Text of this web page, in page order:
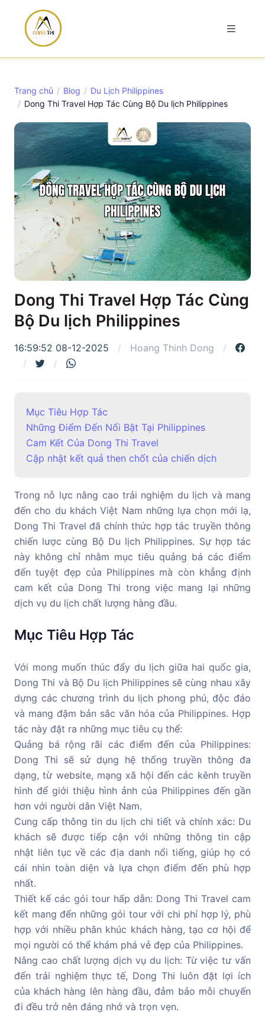
Trang chủ Blog
Du Lịch Philippines
Dong Thi Travel Hợp Tác Cùng Bộ Du lịch Philippines
Dong Thi Travel Hợp Tác Cùng
Bộ Du lịch Philippines
16:59:52 08-12-2025 Hoang Thinh Dong
Mục Tiêu Hợp Tác
Những Điểm Đến Nổi Bật Tại Philippines
Cam Kết Của Dong Thi Travel
Cập nhật kết quả then chốt của chiến dịch
Trong nỗ lực nâng cao trải nghiệm du lịch và mang
đến cho du khách Việt Nam những lựa chọn mới lạ,
Dong Thi Travel đã chính thức hợp tác truyền thông
chiến lược cùng Bộ Du lịch Philippines. Sự hợp tác
này không chỉ nhằm mục tiêu quảng bá các điểm
đến tuyệt đẹp của Philippines mà còn khẳng định
cam kết của Dong Thi trong việc mang lại những
dịch vụ du lịch chất lượng hàng đầu.
Mục Tiêu Hợp Tác
Với mong muốn thúc đẩy du lịch giữa hai quốc gia,
Dong Thi và Bộ Du lịch Philippines sẽ cùng nhau xây
dựng các chương trình du lịch phong phú, độc đáo
và mang đậm bản sắc văn hóa của Philippines. Hợp
tác này đặt ra những mục tiêu cụ thể:
Quảng bá rộng rãi các điểm đến của Philippines:
Dong Thi sẽ sử dụng hệ thống truyền thông đa
dạng, từ website, mạng xã hội đến các kênh truyền
hình để giới thiệu hình ảnh của Philippines đến gần
hơn với người dân Việt Nam.
Cung cấp thông tin du lịch chi tiết và chính xác: Du
khách sẽ được tiếp cận với những thông tin cập
nhật liên tục về các địa danh nổi tiếng, giúp họ có
cái nhìn toàn diện và lựa chọn điểm đến phù hợp
nhất.
Thiết kế các gói tour hấp dẫn: Dong Thi Travel cam
kết mang đến những gói tour với chi phí hợp lý, phù
hợp với nhiều phân khúc khách hàng, tạo cơ hội để
mọi người có thể khám phá vẻ đẹp của Philippines.
Nâng cao chất lượng dịch vụ du lịch: Từ việc tư vấn
đến trải nghiệm thực tế, Dong Thi luôn đặt lợi ích
của khách hàng lên hàng đầu, đảm bảo mỗi chuyến
đi đều trở nên đáng nhớ và trọn vẹn.